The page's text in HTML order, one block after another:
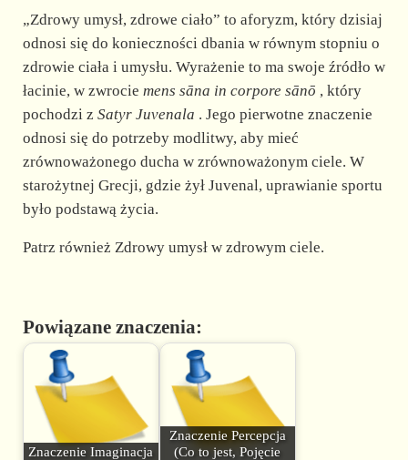
„Zdrowy umysł, zdrowe ciało” to aforyzm, który dzisiaj
odnosi się do konieczności dbania w równym stopniu o
zdrowie ciała i umysłu. Wyrażenie to ma swoje źródło w
łacinie, w zwrocie mens sāna in corpore sānō , który
pochodzi z Satyr Juvenala . Jego pierwotne znaczenie
odnosi się do potrzeby modlitwy, aby mieć
zrównoważonego ducha w zrównoważonym ciele. W
starożytnej Grecji, gdzie żył Juvenal, uprawianie sportu
było podstawą życia.
Patrz również Zdrowy umysł w zdrowym ciele.
Powiązane znaczenia:
Znaczenie Imaginacja
Znaczenie Percepcja
(Co to jest, Pojęcie